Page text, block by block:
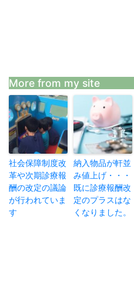
More from my site
社会保障制度改
革や次期診療報
酬の改定の議論
が行われていま
す
納入物品が軒並
み値上げ・・・
既に診療報酬改
定のプラスはな
くなりました。